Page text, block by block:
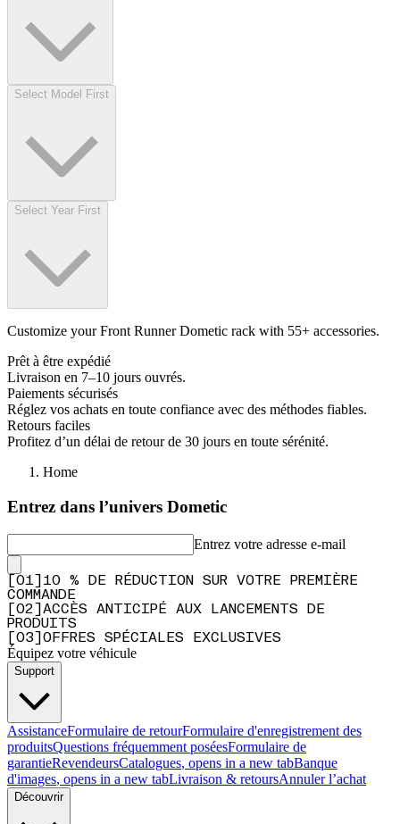
Select Model First
Select Year First
Customize your Front Runner Dometic rack with 55+ accessories.
Prêt à être expédié
Livraison en 7–10 jours ouvrés.
Paiements sécurisés
Réglez vos achats en toute confiance avec des méthodes fiables.
Retours faciles
Profitez d’un délai de retour de 30 jours en toute sérénité.
Home
Entrez dans l’univers Dometic
Entrez votre adresse e-mail
01
10 % DE RÉDUCTION SUR VOTRE PREMIÈRE
COMMANDE
02
ACCÈS ANTICIPÉ AUX LANCEMENTS DE
PRODUITS
03 OFFRES SPÉCIALES EXCLUSIVES
Équipez votre véhicule
Support
AssistanceFormulaire de retourFormulaire d'enregistrement des
produitsQuestions fréquemment poséesFormulaire de
garantieRevendeursCatalogues, opens in a new tabBanque
d'images, opens in a new tabLivraison & retoursAnnuler l’achat
Découvrir